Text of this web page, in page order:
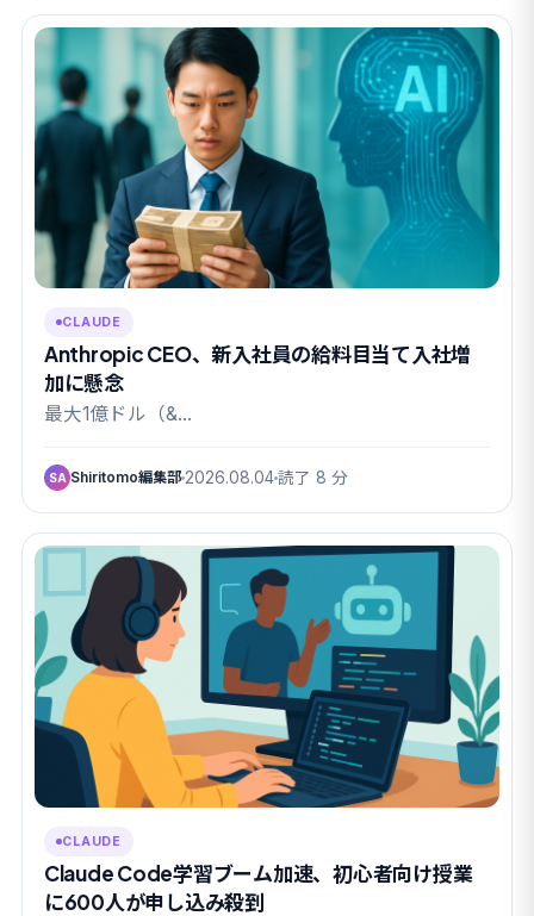
CLAUDE
Anthropic CEO、新入社員の給料目当て入社増
加に懸念
最大1億ドル（&…
SA Shiritomo編集部 2026.08.04読了 8 分
CLAUDE
Claude Code学習ブーム加速、初心者向け授業
に600人が申し込み殺到